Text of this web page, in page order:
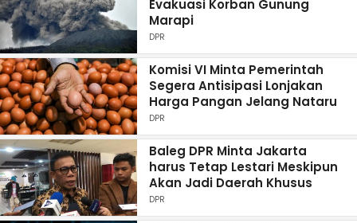
Evakuasi Korban Gunung
Marapi
DPR
Komisi VI Minta Pemerintah
Segera Antisipasi Lonjakan
Harga Pangan Jelang Nataru
DPR
Baleg DPR Minta Jakarta
harus Tetap Lestari Meskipun
Akan Jadi Daerah Khusus
DPR